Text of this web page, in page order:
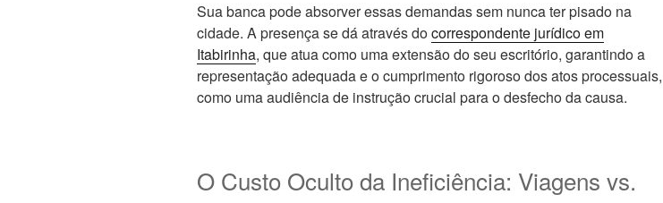
Sua banca pode absorver essas demandas sem nunca ter pisado na
cidade. A presença se dá através docorrespondente jurídico em
Itabirinha, que atua como uma extensão do seu escritório, garantindo a
representação adequada e o cumprimento rigoroso dos atos processuais,
como uma audiência de instrução crucial para o desfecho da causa.
O Custo Oculto da Ineficiência: Viagens vs.